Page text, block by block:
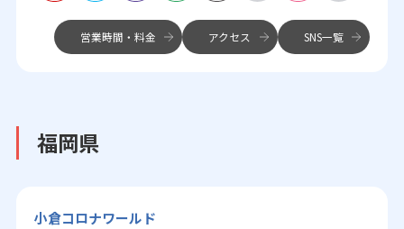
営業時間・料金 アクセス SNS一覧
福岡県
小倉コロナワールド